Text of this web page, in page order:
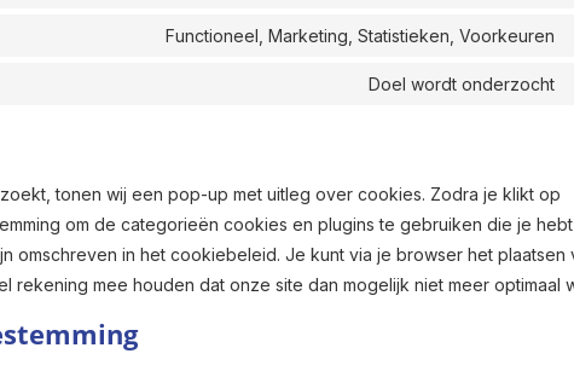
Functioneel, Marketing, Statistieken, Voorkeuren
Doel wordt onderzocht
tonen wij een pop-up met uitleg over cookies. Zodra je klikt op
om de categorieën cookies en plugins te gebruiken die je hebt
omschreven in het cookiebeleid. Je kunt via je browser het plaatsen
rekening mee houden dat onze site dan mogelijk niet meer optimaal